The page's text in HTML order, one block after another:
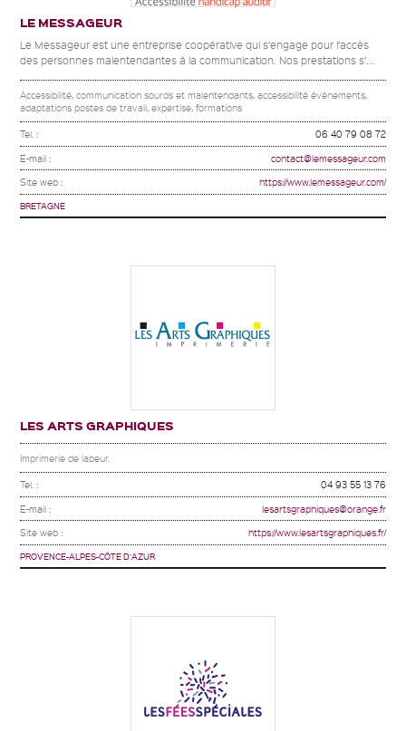
LE MESSAGEUR
Le Messageur est une entreprise coopérative qui s’engage pour l’accès
des personnes malentendantes à la communication. Nos prestations s’...
Accessibilité, communication sourds et malentendants, accessibilité évènements,
adaptations postes de travail, expertise, formations
Tel. : 06 40 79 08 72
E-mail : contact@lemessageur.com
Site web : https://www.lemessageur.com/
BRETAGNE
LES ARTS GRAPHIQUES
Imprimerie de labeur.
Tel. : 04 93 55 13 76
E-mail : lesartsgraphiques@orange.fr
Site web : https://www.lesartsgraphiques.fr/
PROVENCE-ALPES-CÔTE D'AZUR